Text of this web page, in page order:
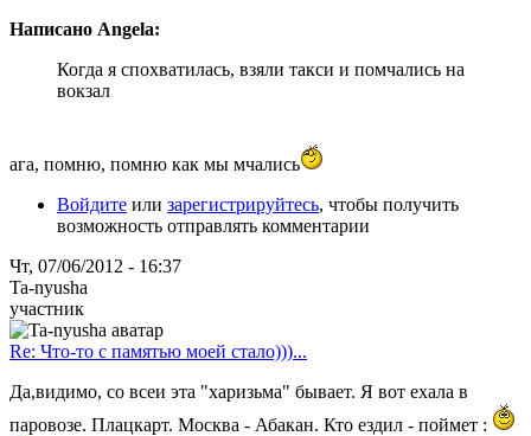
Написано Angela:
Когда я спохватилась, взяли такси и помчались на
вокзал
ага, помню, помню как мы мчались
Войдите или зарегистрируйтесь, чтобы получить
возможность отправлять комментарии
Чт, 07/06/2012 - 16:37
Ta-nyusha
участник
Re: Что-то с памятью моей стало)))...
Да,видимо, со всеи эта "харизьма" бывает. Я вот ехала в
паровозе. Плацкарт. Москва - Абакан. Кто ездил - поймет :